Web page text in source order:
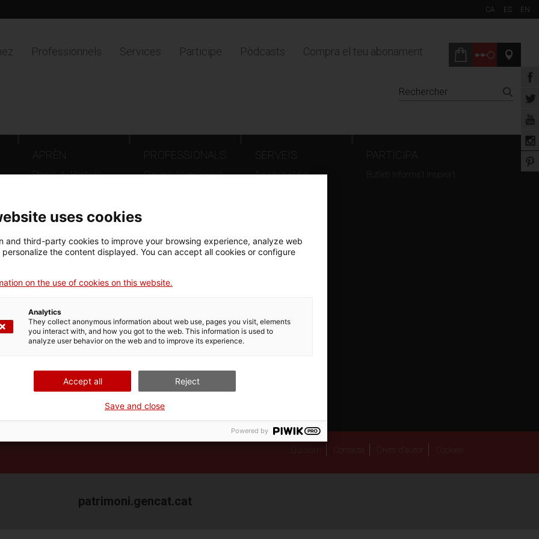
CA ES EN
Professionnels Services Participe Pòdcasts Compra el teu abonament
APRÈN
Stories du Heritage
PROFESSIONALS
Congrés Internacional
Jornada Patrimoni Digital
SERVEIS
Agents turístics
PARTICIPA
Butlletí Informa't Inspira't
Qui som Contacta Drets d'autor
patrimoni.gencat.cat
uses cookies
and third-party cookies to improve your browsing experience, analyze web
the content displayed. You can accept all cookies or configure
on the use of cookies on this website.
Analytics
They collect anonymous information about web use, pages you visit, elements
you interact with, and how you got to the web. This information is used to
analyze user behavior on the web and to improve its experience.
Accept all Reject
Save and close
Powered by